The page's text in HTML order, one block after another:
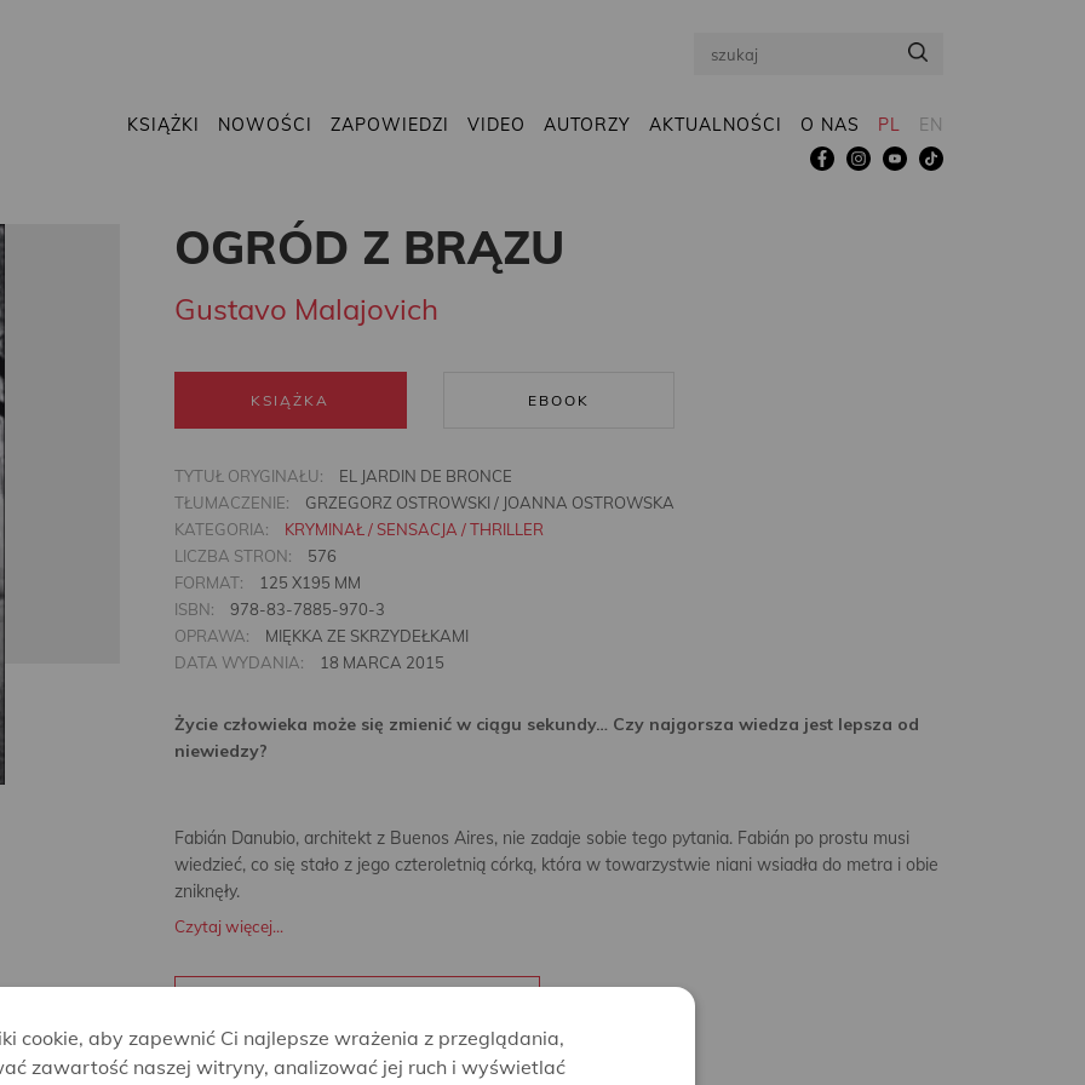
Search
KSIĄŻKI NOWOŚCI ZAPOWIEDZI VIDEO AUTORZY AKTUALNOŚCI O NAS PL EN
OGRÓD Z BRĄZU
Gustavo Malajovich
KSIĄŻKA EBOOK
TYTUŁ ORYGINAŁU:
EL JARDIN DE BRONCE
TŁUMACZENIE:
GRZEGORZ OSTROWSKI / JOANNA OSTROWSKA
KATEGORIA:
KRYMINAŁ / SENSACJA / THRILLER
LICZBA STRON:
576
FORMAT:
125 X195 MM
ISBN:
978-83-7885-970-3
OPRAWA:
MIĘKKA ZE SKRZYDEŁKAMI
DATA WYDANIA:
18 MARCA 2015
Życie człowieka może się zmienić w ciągu sekundy… Czy najgorsza wiedza jest lepsza od
niewiedzy?
Fabián Danubio, architekt z Buenos Aires, nie zadaje sobie tego pytania. Fabián po prostu musi
wiedzieć, co się stało z jego czteroletnią córką, która w towarzystwie niani wsiadła do metra i obie
zniknęły.
Czytaj więcej...
cookie, aby zapewnić Ci najlepsze wrażenia z przeglądania,
zawartość naszej witryny, analizować jej ruch i wyświetlać